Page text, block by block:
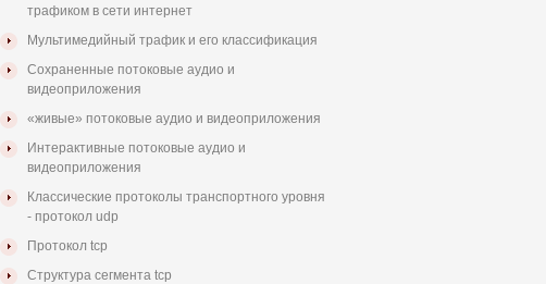
трафиком в сети интернет
Мультимедийный трафик и его классификация
Сохраненные потоковые аудио и
видеоприложения
«живые» потоковые аудио и видеоприложения
Интерактивные потоковые аудио и
видеоприложения
Классические протоколы транспортного уровня
- протокол udp
Протокол tcp
Структура сегмента tcp